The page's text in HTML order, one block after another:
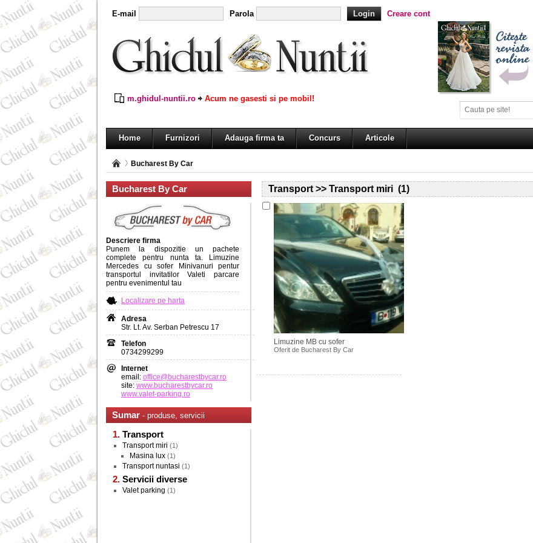
E-mail Parola Creare cont
m.ghidul-nuntii.ro Acum ne gasesti si pe mobil!
Home Furnizori Adauga firma ta Concurs Articole
Bucharest By Car
Bucharest By Car
Descriere firma
Punem la dispozitie un pachete
complete pentru nunta ta. Limuzine
Mercedes cu sofer Minivanuri pentur
transportul invitatilor Valeti parcare
pentru evenimentul tau
Localizare pe harta
Adresa
Str. Lt. Av. Serban Petrescu 17
Telefon
0734299299
Internet
email: office@bucharestbycar.ro
site: www.bucharestbycar.ro
www.valet-parking.ro
Sumar - produse, servicii
Transport
Transport miri (1)
Masina lux (1)
Transport nuntasi (1)
Servicii diverse
Valet parking (1)
Transport >> Transport miri (1)
Limuzine MB cu sofer
Oferit de Bucharest By Car